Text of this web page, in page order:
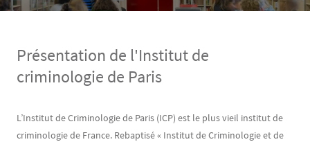
Présentation de l'Institut de
criminologie de Paris
Contenu
Texte
L’Institut de Criminologie de Paris (ICP) est le plus vieil institut de
criminologie de France. Rebaptisé « Institut de Criminologie et de